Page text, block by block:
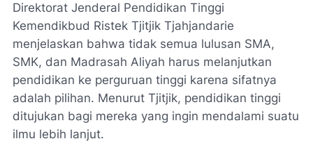
Direktorat Jenderal Pendidikan Tinggi
Kemendikbud Ristek Tjitjik Tjahjandarie
menjelaskan bahwa tidak semua lulusan SMA,
SMK, dan Madrasah Aliyah harus melanjutkan
pendidikan ke perguruan tinggi karena sifatnya
adalah pilihan. Menurut Tjitjik, pendidikan tinggi
ditujukan bagi mereka yang ingin mendalami suatu
ilmu lebih lanjut.